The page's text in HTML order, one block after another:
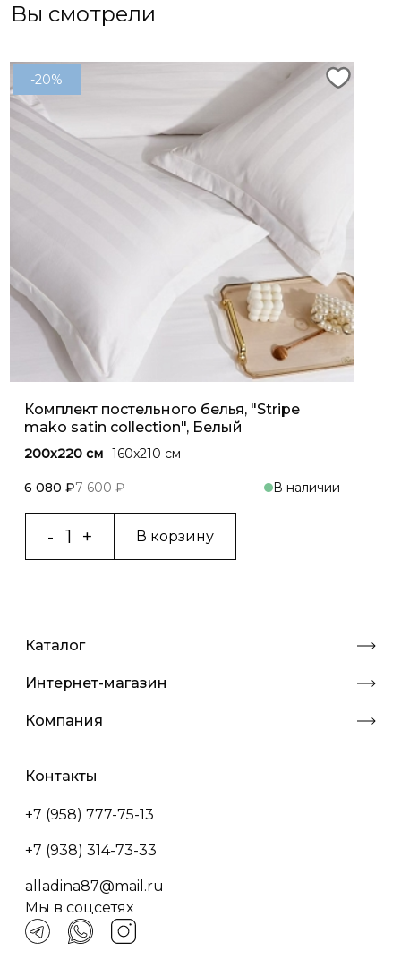
Вы смотрели
-20%
Комплект постельного белья, "Stripe
mako satin collection", Белый
200x220 см 160x210 см
6 080 ₽7 600 ₽ В наличии
В корзину
Каталог
Интернет-магазин
Компания
Контакты
+7 (958) 777-75-13
+7 (938) 314-73-33
alladina87@mail.ru
Мы в соцсетях